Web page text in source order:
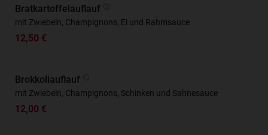
Bratkartoffelauflauf
mit Zwiebeln, Champignons, Ei und Rahmsauce
12,50 €
Brokkoliauflauf
mit Zwiebeln, Champignons, Schinken und Sahnesauce
12,00 €